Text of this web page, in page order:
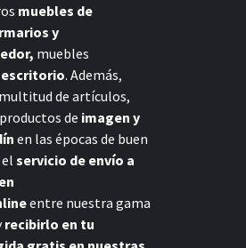
muebles de
y
muebles
. Además,
de artículos,
de imagen y
en las épocas de buen
servicio de envío a
entre nuestra gama
recibirlo en tu